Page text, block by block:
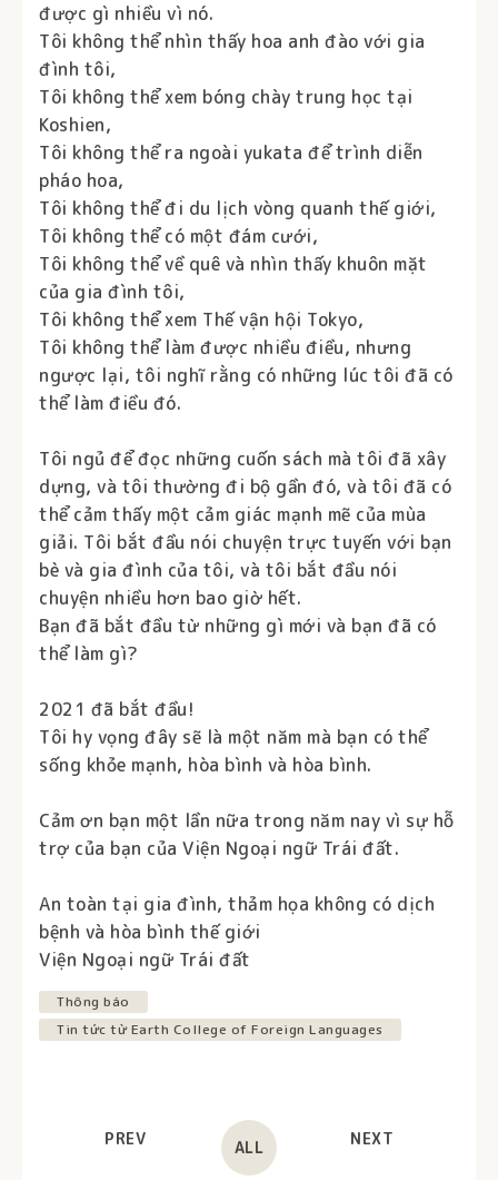
được gì nhiều vì nó.
Tôi không thể nhìn thấy hoa anh đào với gia
đình tôi,
Tôi không thể xem bóng chày trung học tại
Koshien,
Tôi không thể ra ngoài yukata để trình diễn
pháo hoa,
Tôi không thể đi du lịch vòng quanh thế giới,
Tôi không thể có một đám cưới,
Tôi không thể về quê và nhìn thấy khuôn mặt
của gia đình tôi,
Tôi không thể xem Thế vận hội Tokyo,
Tôi không thể làm được nhiều điều, nhưng
ngược lại, tôi nghĩ rằng có những lúc tôi đã có
thể làm điều đó.
Tôi ngủ để đọc những cuốn sách mà tôi đã xây
dựng, và tôi thường đi bộ gần đó, và tôi đã có
thể cảm thấy một cảm giác mạnh mẽ của mùa
giải. Tôi bắt đầu nói chuyện trực tuyến với bạn
bè và gia đình của tôi, và tôi bắt đầu nói
chuyện nhiều hơn bao giờ hết.
Bạn đã bắt đầu từ những gì mới và bạn đã có
thể làm gì?
2021 đã bắt đầu!
Tôi hy vọng đây sẽ là một năm mà bạn có thể
sống khỏe mạnh, hòa bình và hòa bình.
Cảm ơn bạn một lần nữa trong năm nay vì sự hỗ
trợ của bạn của Viện Ngoại ngữ Trái đất.
An toàn tại gia đình, thảm họa không có dịch
bệnh và hòa bình thế giới
Viện Ngoại ngữ Trái đất
Thông báo
Tin tức từ Earth College of Foreign Languages
PREV ALL NEXT